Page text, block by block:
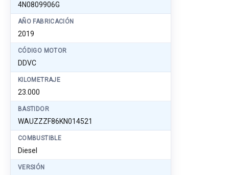
4N0809906G
AÑO FABRICACIÓN
2019
CÓDIGO MOTOR
DDVC
KILOMETRAJE
23.000
BASTIDOR
WAUZZZF86KN014521
COMBUSTIBLE
Diesel
VERSIÓN